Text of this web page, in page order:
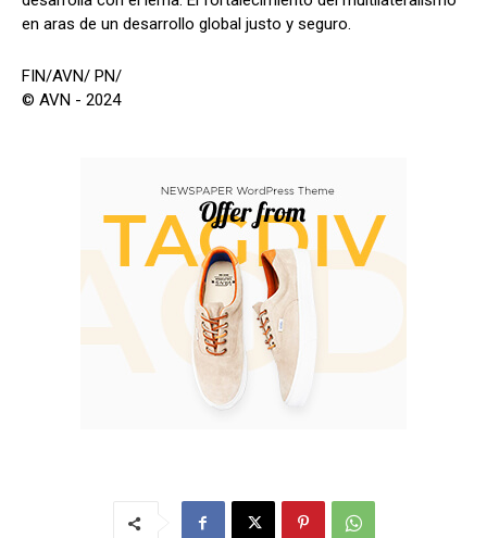
en aras de un desarrollo global justo y seguro.
FIN/AVN/ PN/
© AVN - 2024